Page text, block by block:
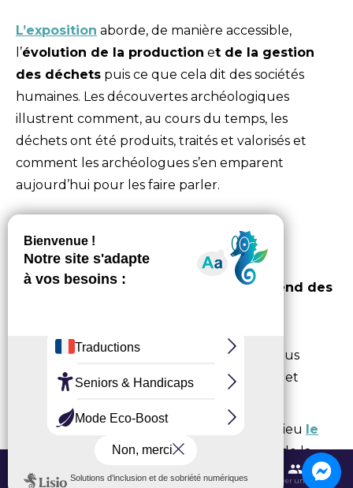
Contactez-nous Itinéraires et transports Aéroport CDG Trouver une salle
L’exposition aborde, de manière accessible,
l’évolution de la production et de la gestion
des déchets puis ce que cela dit des sociétés
humaines. Les découvertes archéologiques
illustrent comment, au cours du temps, les
déchets ont été produits, traités et valorisés et
comment les archéologues s’en emparent
aujourd’hui pour les faire parler.
Un week-end à ne pas
manquer !
L’entrée sera libre et gratuite le week-end des
livret-jeuinédit sera distribué aux plus
jeunes pour une exploration interactive et
Unevisite guidée de l’exposition aura lieu
le
dimanche 16 mars à 15h
, en présence de la
commissaire de l’exposition (incluse dans